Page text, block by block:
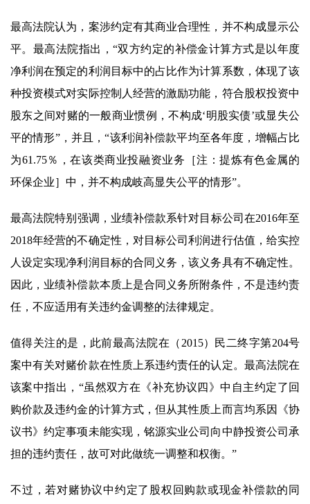
最高法院认为，案涉约定有其商业合理性，并不构成显示公
平。最高法院指出，“双方约定的补偿金计算方式是以年度
净利润在预定的利润目标中的占比作为计算系数，体现了该
种投资模式对实际控制人经营的激励功能，符合股权投资中
股东之间对赌的一般商业惯例，不构成‘明股实债’或显失公
平的情形”，并且，“该利润补偿款平均至各年度，增幅占比
为61.75％，在该类商业投融资业务［注：提炼有色金属的
环保企业］中，并不构成岐高显失公平的情形”。
最高法院特别强调，业绩补偿款系针对目标公司在2016年至
2018年经营的不确定性，对目标公司利润进行估值，给实控
人设定实现净利润目标的合同义务，该义务具有不确定性。
因此，业绩补偿款本质上是合同义务所附条件，不是违约责
任，不应适用有关违约金调整的法律规定。
值得关注的是，此前最高法院在（2015）民二终字第204号
案中有关对赌价款在性质上系违约责任的认定。最高法院在
该案中指出，“虽然双方在《补充协议四》中自主约定了回
购价款及违约金的计算方式，但从其性质上而言均系因《协
议书》约定事项未能实现，铭源实业公司向中静投资公司承
担的违约责任，故可对此做统一调整和权衡。”
不过，若对赌协议中约定了股权回购款或现金补偿款的同